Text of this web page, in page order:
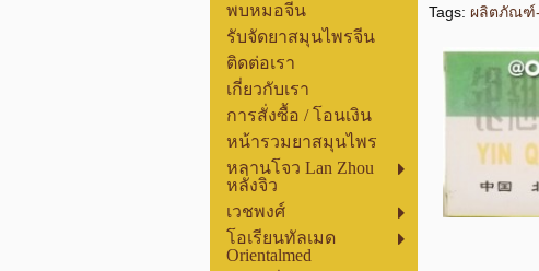
พบหมอจีน
รับจัดยาสมุนไพรจีน
ติดต่อเรา
เกี่ยวกับเรา
การสั่งซื้อ / โอนเงิน
หน้ารวมยาสมุนไพร
หลานโจว Lan Zhou
หลั่งจิว
เวชพงศ์
โอเรียนทัลเมด
Orientalmed
Tags: ผลิตภัณฑ์-